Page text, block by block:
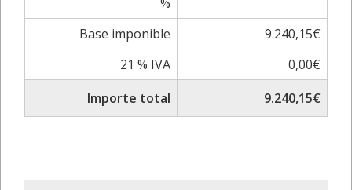
Base imponible
9.240,15€
21 % IVA
0,00€
Importe total
9.240,15€